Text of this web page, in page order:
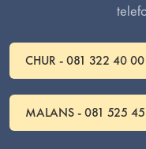
CHUR - 081 322 40 00
MALANS - 081 525